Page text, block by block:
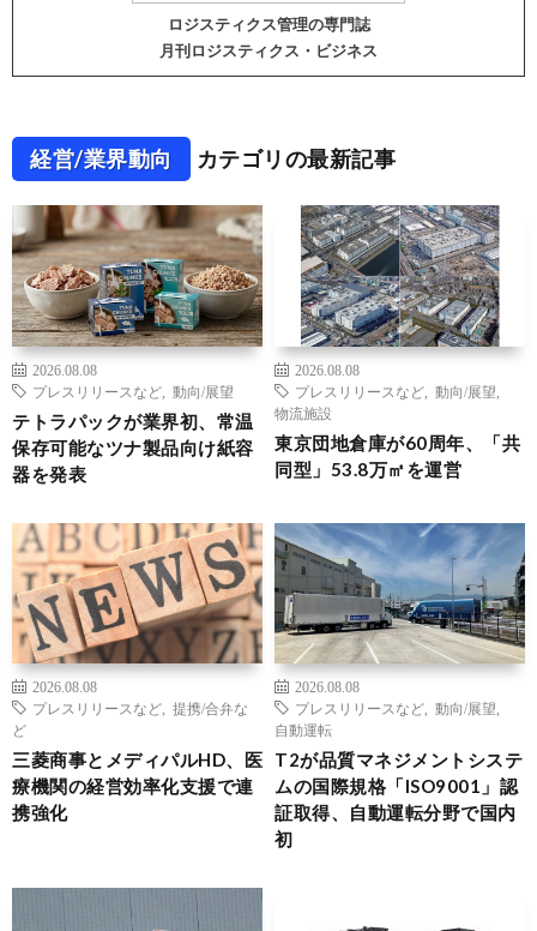
ロジスティクス管理の専門誌
月刊ロジスティクス・ビジネス
経営/業界動向 カテゴリの最新記事
2026.08.08
プレスリリースなど
動向/展望
テトラパックが業界初、常温
保存可能なツナ製品向け紙容
器を発表
2026.08.08
プレスリリースなど
動向/展望
物流施設
東京団地倉庫が60周年、「共
同型」53.8万㎡を運営
2026.08.08
プレスリリースなど
提携/合弁な
ど
三菱商事とメディパルHD、医
療機関の経営効率化支援で連
携強化
2026.08.08
プレスリリースなど
動向/展望
自動運転
T2が品質マネジメントシステ
ムの国際規格「ISO9001」認
証取得、自動運転分野で国内
初